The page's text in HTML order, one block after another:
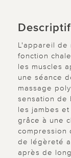
Descriptif
L'appareil de
fonction
les muscles
une séance
massage
sensation de
les jambes
grâce à une
compression
de légèreté
après de